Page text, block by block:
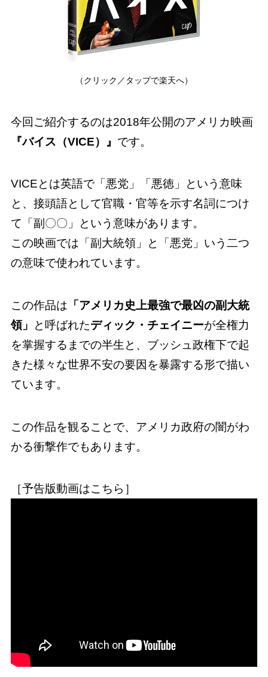
（クリック／タップで楽天へ）
今回ご紹介するのは2018年公開のアメリカ映画
『バイス（VICE）』 です。
VICEとは英語で「悪党」「悪徳」という意味
と、接頭語として官職・官等を示す名詞につけ
て「副〇〇」という意味があります。
この映画では「副大統領」と「悪党」いう二つ
の意味で使われています。
この作品は 「アメリカ史上最強で最凶の副大統
領」
と呼ばれたディック・チェイニーが全権力
を掌握するまでの半生と、ブッシュ政権下で起
きた様々な世界不安の要因を暴露する形で描い
ています。
この作品を観ることで、アメリカ政府の闇がわ
かる衝撃作でもあります。
［予告版動画はこちら］